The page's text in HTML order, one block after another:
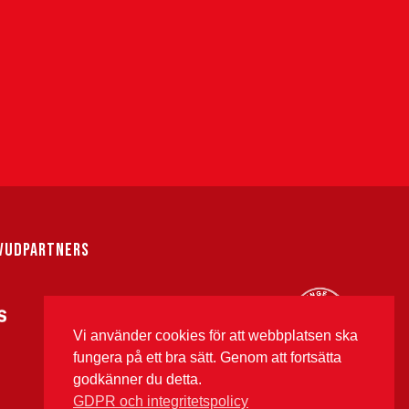
Vi använder cookies för att webbplatsen ska
fungera på ett bra sätt. Genom att fortsätta
godkänner du detta.
GDPR och integritetspolicy